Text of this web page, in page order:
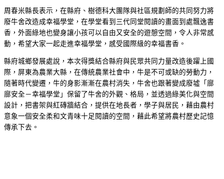
周春米縣長表示，在縣府、樹德科大團隊與社區規劃師的共同努力將
廢牛舍改造成幸福學堂，在學堂看到三代同堂閱讀的畫面到處飄逸書
香，外面綠地也變身讓小孩可以自由又安全的遊憩空間，令人非常感
動，希望大家一起走進幸福學堂，感受國際級的幸福書香。
縣府城鄉發展處說，本次得獎結合縣府與民眾共同力量改造後躍上國
際，屏東為農業大縣，在傳統農業社會中，牛是不可或缺的勞動力，
隨著時代變遷，牛的身影漸漸在農村消失，牛舍也跟著變成廢墟「廍
廍安全－幸福學堂」保留了牛舍的外觀、格局，並透過綠美化與空間
設計，把書架與紅磚牆結合，提供在地長者，學子與居民，藉由農村
意象一個安全柔和文青味十足閱讀的空間，藉此希望將農村歷史記憶
傳承下去。